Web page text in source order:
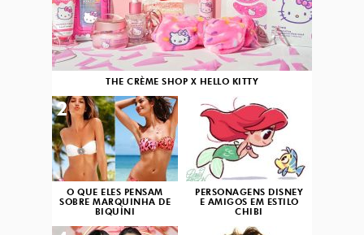
THE CRÈME SHOP X HELLO KITTY
O QUE ELES PENSAM
SOBRE MARQUINHA DE
BIQUÍNI
2
PERSONAGENS DISNEY
E AMIGOS EM ESTILO
CHIBI
3